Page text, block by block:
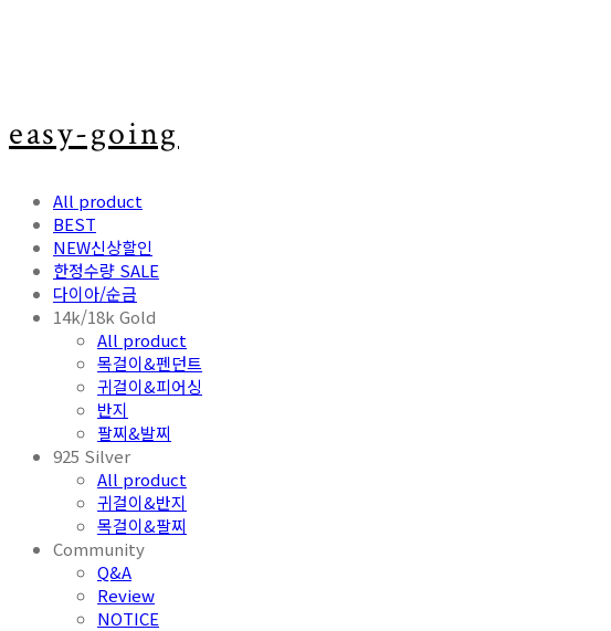
easy-going
All product
BEST
NEW신상할인
한정수량 SALE
다이아/순금
14k/18k Gold
All product
목걸이&펜던트
귀걸이&피어싱
반지
팔찌&발찌
925 Silver
All product
귀걸이&반지
목걸이&팔찌
Community
Q&A
Review
NOTICE